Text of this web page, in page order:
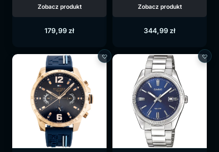
179,99 zł
Zobacz produkt
344,99 zł
Zobacz produkt